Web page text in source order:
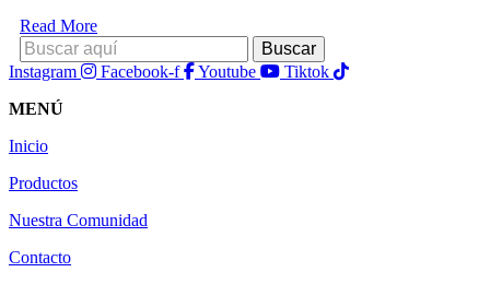
Read More
Instagram Facebook-f Youtube
Tiktok
MENÚ
Inicio
Productos
Nuestra Comunidad
Contacto